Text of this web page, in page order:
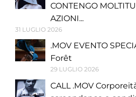
CONTENGO
AZIONI...
31 LUGLIO 2026
.MOV EVENTO
Forêt
29 LUGLIO 2026
CALL .MOV